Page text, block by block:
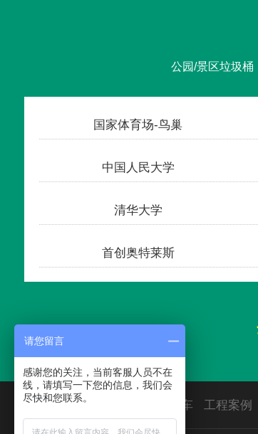
公园/景区垃圾
国家体育场-鸟巢
中国人民大学
清华大学
首创奥特莱斯
首页 垃圾桶 保洁车 工程案例
请您留言
感谢您的关注，当前客服人员不在
线，请填写一下您的信息，我们会
尽快和您联系。